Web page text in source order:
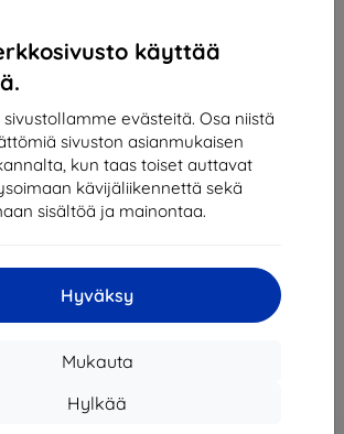
käyttää
evästeitä. Osa niistä
sivuston asianmukaisen
kun taas toiset auttavat
kävijäliikennettä sekä
sisältöä ja mainontaa.
Hyväksy
Mukauta
Hylkää
EASY FLEX GALAXY S21 ULTRA
kupongilla